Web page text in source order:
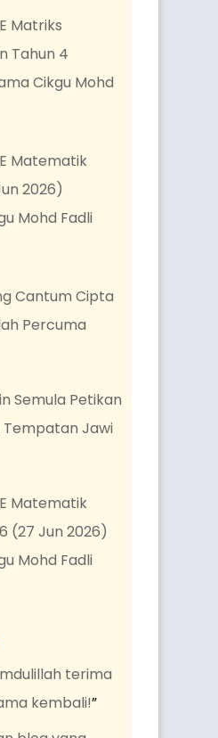
Matriks
Tahun 4
Cikgu Mohd
Matematik
2026)
Mohd Fadli
Cantum Cipta
Percuma
Semula Petikan
Tempatan Jawi
Matematik
(27 Jun 2026)
Mohd Fadli
terima
kembali!”